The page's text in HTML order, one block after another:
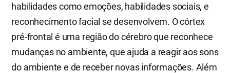
habilidades como emoções, habilidades sociais, e
reconhecimento facial se desenvolvem. O córtex
pré-frontal é uma região do cérebro que reconhece
mudanças no ambiente, que ajuda a reagir aos sons
do ambiente e de receber novas informações. Além